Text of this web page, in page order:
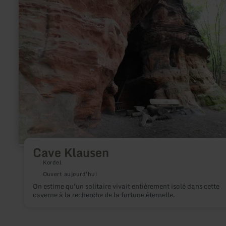
Cave Klausen
Kordel
Ouvert aujourd'hui
On estime qu'un solitaire vivait entièrement isolé dans cette
caverne à la recherche de la fortune éternelle.
Cave
Klausen